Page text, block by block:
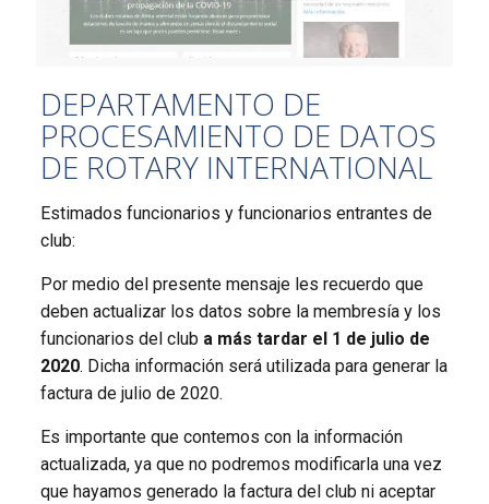
DEPARTAMENTO DE
PROCESAMIENTO DE DATOS
DE ROTARY INTERNATIONAL
Estimados funcionarios y funcionarios entrantes de
club:
Por medio del presente mensaje les recuerdo que
deben actualizar los datos sobre la membresía y los
funcionarios del club a más tardar el 1 de julio de
2020. Dicha información será utilizada para generar la
factura de julio de 2020.
Es importante que contemos con la información
actualizada, ya que no podremos modificarla una vez
que hayamos generado la factura del club ni aceptar